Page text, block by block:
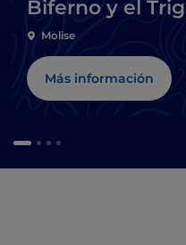
Biferno y el
Molise
Más información